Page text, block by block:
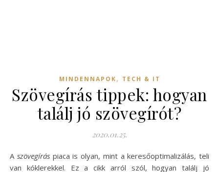
MINDENNAPOK, TECH & IT
Szövegírás tippek: hogyan
találj jó szövegírót?
2020.01.25.
A szövegírás piaca is olyan, mint a keresőoptimalizálás, teli
van kóklerekkel. Ez a cikk arról szól, hogyan találj jó